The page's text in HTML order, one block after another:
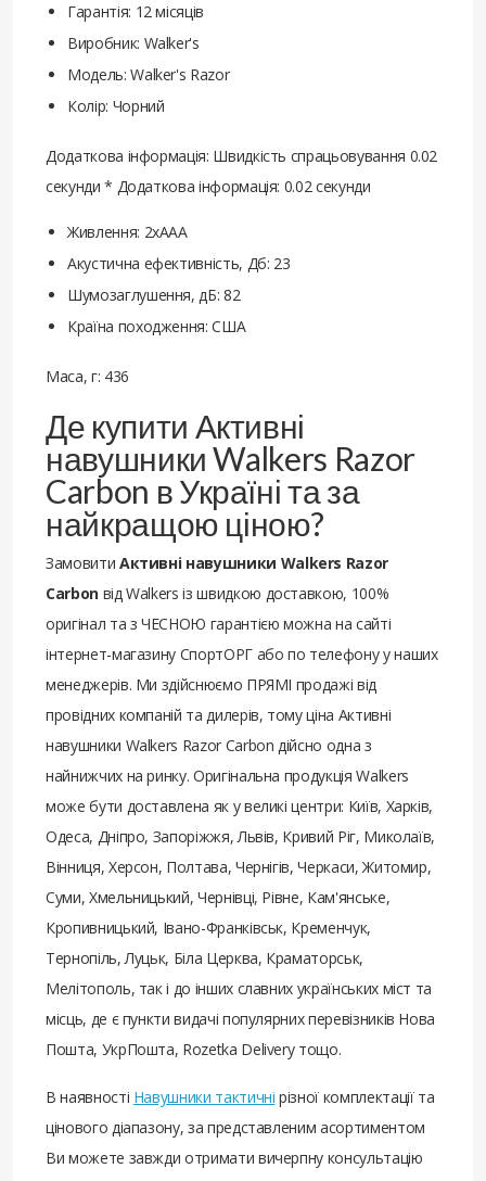
Гарантія: 12 місяців
Виробник: Walker's
Модель: Walker's Razor
Колір: Чорний
Додаткова інформація: Швидкість спрацьовування 0.02
секунди * Додаткова інформація: 0.02 секунди
Живлення: 2хAAA
Акустична ефективність, Дб: 23
Шумозаглушення, дБ: 82
Країна походження: США
Маса, г: 436
Де купити Активні
навушники Walkers Razor
Carbon в Україні та за
найкращою ціною?
Замовити Активні навушники Walkers Razor
Carbonвід Walkers із швидкою доставкою, 100%
оригінал та з ЧЕСНОЮ гарантією можна на сайті
інтернет-магазину СпортОРГ або по телефону у наших
менеджерів. Ми здійснюємо ПРЯМІ продажі від
провідних компаній та дилерів, тому ціна Активні
навушники Walkers Razor Carbon дійсно одна з
найнижчих на ринку. Оригінальна продукція Walkers
може бути доставлена ​​як у великі центри: Київ, Харків,
Одеса, Дніпро, Запоріжжя, Львів, Кривий Ріг, Миколаїв,
Вінниця, Херсон, Полтава, Чернігів, Черкаси, Житомир,
Суми, Хмельницький, Чернівці, Рівне, Кам'янське,
Кропивницький, Івано-Франківськ, Кременчук,
Тернопіль, Луцьк, Біла Церква, Краматорськ,
Мелітополь, так і до інших славних українських міст та
місць, де є пункти видачі популярних перевізників Нова
Пошта, УкрПошта, Rozetka Delivery тощо.
В наявності Навушники тактичні різної комплектації та
цінового діапазону, за представленим асортиментом
Ви можете завжди отримати вичерпну консультацію